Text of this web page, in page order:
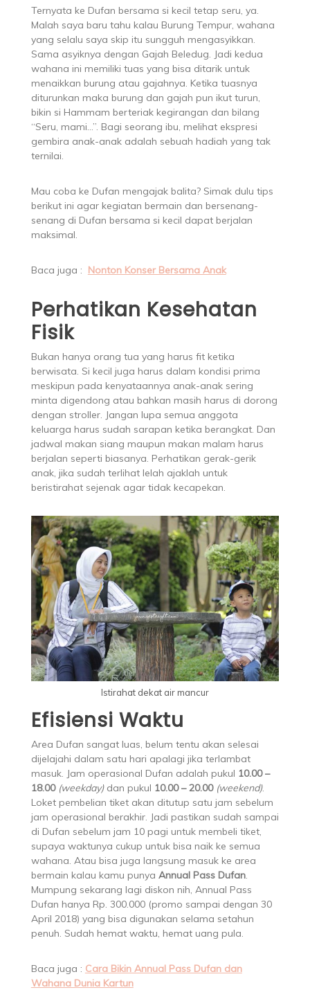
Ternyata ke Dufan bersama si kecil tetap seru, ya.
Malah saya baru tahu kalau Burung Tempur, wahana
yang selalu saya skip itu sungguh mengasyikkan.
Sama asyiknya dengan Gajah Beledug. Jadi kedua
wahana ini memiliki tuas yang bisa ditarik untuk
menaikkan burung atau gajahnya. Ketika tuasnya
diturunkan maka burung dan gajah pun ikut turun,
bikin si Hammam berteriak kegirangan dan bilang
“Seru, mami…”. Bagi seorang ibu, melihat ekspresi
gembira anak-anak adalah sebuah hadiah yang tak
ternilai.
Mau coba ke Dufan mengajak balita? Simak dulu tips
berikut ini agar kegiatan bermain dan bersenang-
senang di Dufan bersama si kecil dapat berjalan
maksimal.
Baca juga : Nonton Konser Bersama Anak
Perhatikan Kesehatan
Fisik
Bukan hanya orang tua yang harus fit ketika
berwisata. Si kecil juga harus dalam kondisi prima
meskipun pada kenyataannya anak-anak sering
minta digendong atau bahkan masih harus di dorong
dengan stroller. Jangan lupa semua anggota
keluarga harus sudah sarapan ketika berangkat. Dan
jadwal makan siang maupun makan malam harus
berjalan seperti biasanya. Perhatikan gerak-gerik
anak, jika sudah terlihat lelah ajaklah untuk
beristirahat sejenak agar tidak kecapekan.
Istirahat dekat air mancur
Efisiensi Waktu
Area Dufan sangat luas, belum tentu akan selesai
dijelajahi dalam satu hari apalagi jika terlambat
masuk. Jam operasional Dufan adalah pukul 10.00 –
18.00 (weekday)dan pukul 10.00 – 20.00 (weekend).
Loket pembelian tiket akan ditutup satu jam sebelum
jam operasional berakhir. Jadi pastikan sudah sampai
di Dufan sebelum jam 10 pagi untuk membeli tiket,
supaya waktunya cukup untuk bisa naik ke semua
wahana. Atau bisa juga langsung masuk ke area
bermain kalau kamu punya Annual Pass Dufan.
Mumpung sekarang lagi diskon nih, Annual Pass
Dufan hanya Rp. 300.000 (promo sampai dengan 30
April 2018) yang bisa digunakan selama setahun
penuh. Sudah hemat waktu, hemat uang pula.
Baca juga : Cara Bikin Annual Pass Dufan dan
Wahana Dunia Kartun